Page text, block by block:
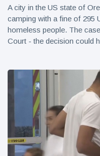
A city in the US state of
camping with a fine of 295
homeless people. The
Court - the decision could